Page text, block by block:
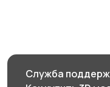
Служба